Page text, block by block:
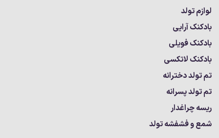
لوازم تولد
بادکنک آرایی
بادکنک فویلی
بادکنک لاتکسی
تم تولد دخترانه
تم تولد پسرانه
ریسه چراغدار
شمع و فشفشه تولد